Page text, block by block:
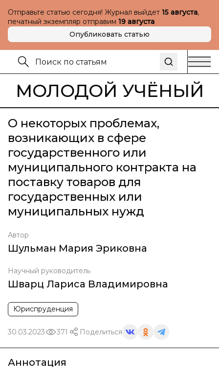
Отправьте статью сегодня! Журнал выйдет 15 августа,
печатный экземпляр отправим 19 августа
Опубликовать статью
МОЛОДОЙ УЧЁНЫЙ
О некоторых проблемах,
возникающих в сфере
государственного или
муниципального контракта на
поставку товаров для
государственных или
муниципальных нужд
Автор
Шульман Мария Эриковна
Научный руководитель
Шварц Лариса Владимировна
Юриспруденция
30.03.2023 371 Поделиться
Аннотация